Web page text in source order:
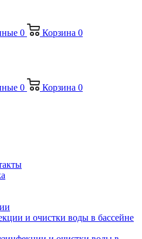
0 Корзина 0
0 Корзина 0
и очистки воды в бассейне